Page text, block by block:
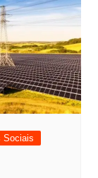
Sociais